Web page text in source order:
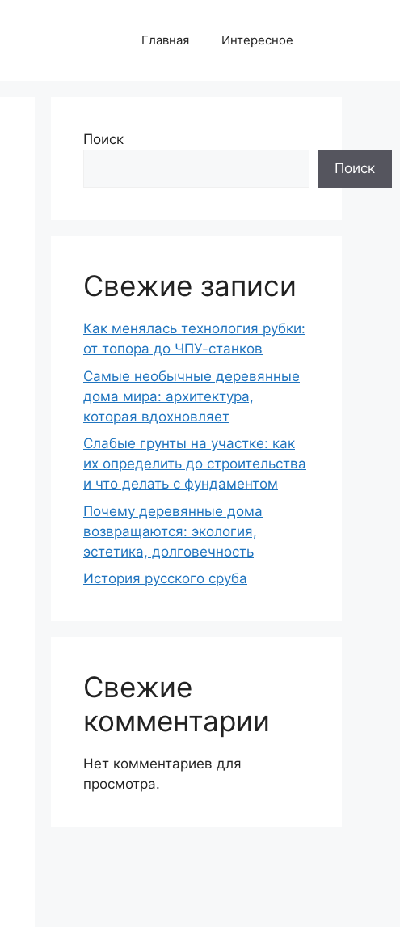
Главная Интересное
Поиск
Поиск
Свежие записи
Как менялась технология рубки:
от топора до ЧПУ-станков
Самые необычные деревянные
дома мира: архитектура,
которая вдохновляет
Слабые грунты на участке: как
их определить до строительства
и что делать с фундаментом
Почему деревянные дома
возвращаются: экология,
эстетика, долговечность
История русского сруба
Свежие
комментарии
Нет комментариев для
просмотра.